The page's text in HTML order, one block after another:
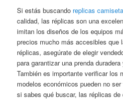
Si estás buscando replicas
calidad, las réplicas son una
imitan los diseños de los equipos
precios mucho más accesibles que
réplicas, asegúrate de elegir
para garantizar una prenda
También es importante verificar los
modelos económicos pueden no
si sabes qué buscar, las réplicas